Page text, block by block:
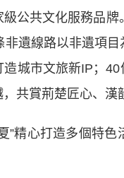
公共文化服務品
遺線路以非遺項目
造城市文旅新IP；
共賞荊楚匠心、漢
心打造多個特色